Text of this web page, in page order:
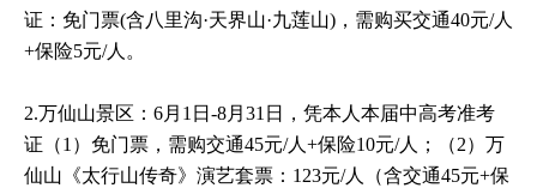
证：免门票(含八里沟·天界山·九莲山)，需购买交通40元/人
+保险5元/人。
2.万仙山景区：6月1日-8月31日，凭本人本届中高考准考
证（1）免门票，需购交通45元/人+保险10元/人；（2）万
仙山《太行山传奇》演艺套票：123元/人（含交通45元+保